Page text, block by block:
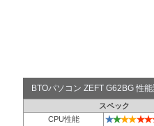
BTOパソコン ZEFT G62BG 性
スペック
CPU性能
★★★★★★